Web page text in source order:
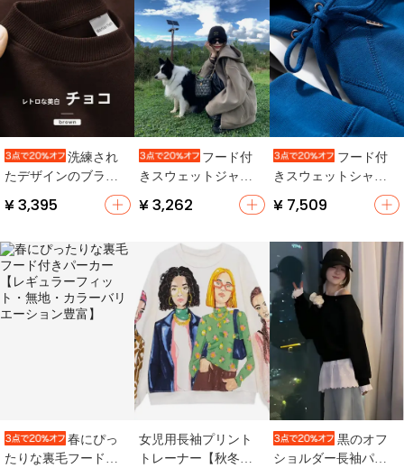
洗練され
たデザインのブラウ
ンラウンドネックス
ウェットシャツ【フ
レトロスタイル】
¥ 3,395
フード付
きスウェットジャケ
ット【レディース・
厚手・春秋用・カジ
¥ 3,262
フード付
きスウェットシャツ
【宝石ブルー・極上
の柔らかさ・ユニセ
ル】
¥ 7,509
春にぴっ
たりな裏毛フード付
女児用長袖プリント
トレーナー【秋冬
黒のオフ
ショルダー長袖パー